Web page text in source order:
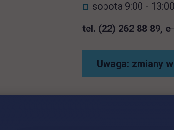
sobota 9:00 - 13:00
tel. (22) 262 88 89,
Uwaga: zmiany